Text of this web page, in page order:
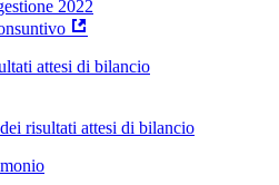
2022
attesi di bilancio
risultati attesi di bilancio